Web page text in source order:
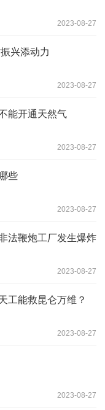
2023-08-27
兴添动力
2023-08-27
能开通天然气
2023-08-27
些
2023-08-27
法鞭炮工厂发生爆炸
2023-08-27
工能救昆仑万维？
2023-08-27
2023-08-27